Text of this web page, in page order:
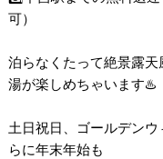
可）
泊らなくたって絶景露
湯が楽しめちゃいます♨️
土日祝日、ゴールデン
らに年末年始も